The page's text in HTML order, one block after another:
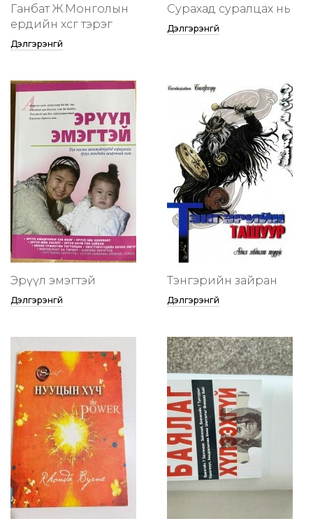
Ганбат Ж.Монголын
ердийн хөсөг тэрэг
Дэлгэрэнгүй
Сурахад суралцах нь
Дэлгэрэнгүй
Эрүүл эмэгтэй
Дэлгэрэнгүй
Тэнгэрийн зайран
Дэлгэрэнгүй